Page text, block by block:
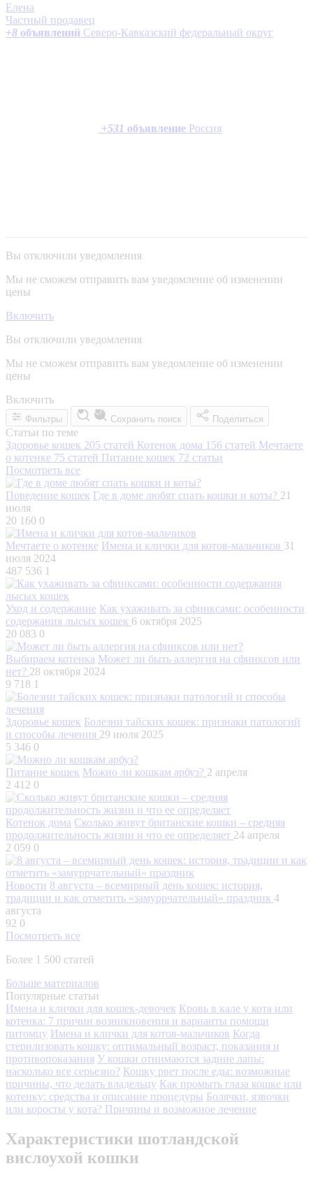
Елена
Частный продавец
+8 объявлений Северо-Кавказский федеральный округ
+531 объявление Россия
Вы отключили уведомления
Мы не сможем отправить вам уведомление об изменении
цены
Включить
Вы отключили уведомления
Мы не сможем отправить вам уведомление об изменении
цены
Включить
Фильтры Сохранить поиск Поделиться
Статьи по теме
Здоровье кошек 205 статей Котенок дома 156 статей Мечтаете
о котенке 75 статей Питание кошек 72 статьи
Посмотреть все
Поведение кошек Где в доме любят спать кошки и коты? 21
июля
20 160 0
Мечтаете о котенке Имена и клички для котов-мальчиков 31
июля 2024
487 536 1
Уход и содержание Как ухаживать за сфинксами: особенности
содержания лысых кошек 6 октября 2025
20 083 0
Выбираем котенка Может ли быть аллергия на сфинксов или
нет? 28 октября 2024
9 718 1
Здоровье кошек Болезни тайских кошек: признаки патологий
и способы лечения 29 июля 2025
5 346 0
Питание кошек Можно ли кошкам арбуз? 2 апреля
2 412 0
Котенок дома Сколько живут британские кошки – средняя
продолжительность жизни и что ее определяет 24 апреля
2 059 0
Новости 8 августа – всемирный день кошек: история,
традиции и как отметить «замуррчательный» праздник 4
августа
92 0
Посмотреть все
Более 1 500 статей
Больше материалов
Популярные статьи
Имена и клички для кошек-девочек Кровь в кале у кота или
котенка: 7 причин возникновения и варианты помощи
питомцу Имена и клички для котов-мальчиков Когда
стерилизовать кошку: оптимальный возраст, показания и
противопоказания У кошки отнимаются задние лапы:
насколько все серьезно? Кошку рвет после еды: возможные
причины, что делать владельцу Как промыть глаза кошке или
котенку: средства и описание процедуры Болячки, язвочки
или коросты у кота? Причины и возможное лечение
Характеристики шотландской
вислоухой кошки